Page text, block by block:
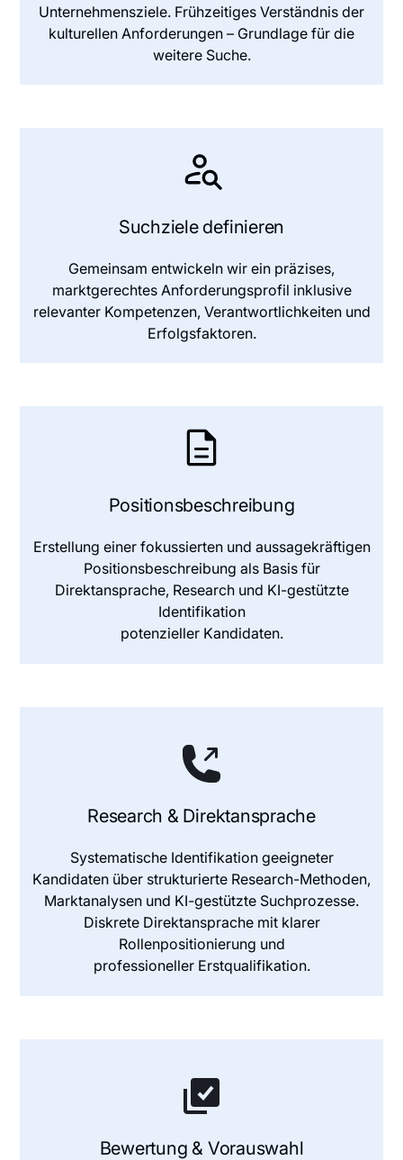
Unternehmensziele. Frühzeitiges Verständnis der
kulturellen Anforderungen – Grundlage für die
weitere Suche.
Suchziele definieren
Gemeinsam entwickeln wir ein präzises,
marktgerechtes Anforderungsprofil inklusive
relevanter Kompetenzen, Verantwortlichkeiten und
Erfolgsfaktoren.
Positionsbeschreibung
Erstellung einer fokussierten und aussagekräftigen
Positionsbeschreibung als Basis für
Direktansprache, Research und KI-gestützte
Identifikation
potenzieller Kandidaten.
Research & Direktansprache
Systematische Identifikation geeigneter
Kandidaten über strukturierte Research-Methoden,
Marktanalysen und KI-gestützte Suchprozesse.
Diskrete Direktansprache mit klarer
Rollenpositionierung und
professioneller Erstqualifikation.
Bewertung & Vorauswahl